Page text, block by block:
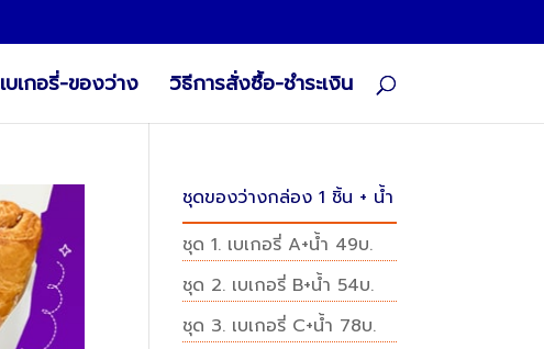
เบเกอรี่-ของว่าง วิธีการสั่งซื้อ-ชำระเงิน
ชุดของว่างกล่อง 1 ชิ้น + น้ำ
ชุด 1. เบเกอรี่ A+น้ำ 49บ.
ชุด 2. เบเกอรี่ B+น้ำ 54บ.
ชุด 3. เบเกอรี่ C+น้ำ 78บ.